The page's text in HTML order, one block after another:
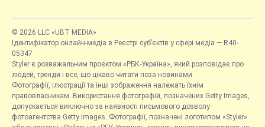
© 2026 LLC «UBT MEDIA»
Ідентифікатор онлайн-медіа в Реєстрі суб’єктів у сфері медіа — R40-
05347
Styler є розважальним проєктом «РБК-Україна», який розповідає про
людей, тренди і все, що цікаво читати поза новинами.
Фотографії, ілюстрації та інші зображення належать їхнім
правовласникам. Використання фотографій, позначених Getty Images,
допускається виключно за наявності письмового дозволу
фотоагентства Getty Images. Фотографії, позначені логотипом «Styler»